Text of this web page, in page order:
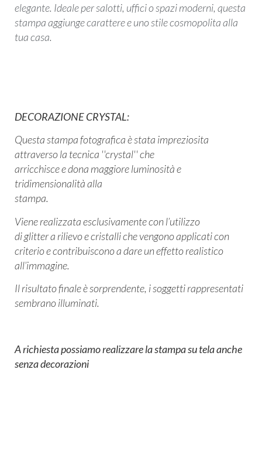
elegante. Ideale per salotti, uffici o spazi moderni, questa
stampa aggiunge carattere e uno stile cosmopolita alla
tua casa.
DECORAZIONE CRYSTAL:
Questa stampa fotografica è stata impreziosita
attraverso la tecnica ''crystal'' che
arricchisce e dona maggiore luminosità e
tridimensionalità alla
stampa.
Viene realizzata esclusivamente con l’utilizzo
di glitter a rilievo e cristalli che vengono applicati con
criterio e contribuiscono a dare un effetto realistico
all’immagine.
Il risultato finale è sorprendente, i soggetti rappresentati
sembrano illuminati.
A richiesta possiamo realizzare la stampa su tela anche
senza decorazioni